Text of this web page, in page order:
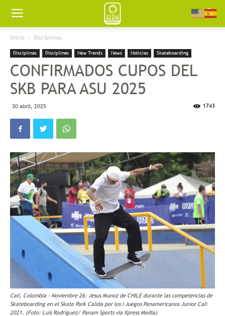
Worldskate
America
Inicio Disciplinas
Disciplinas Disciplines New Trends News Noticias Skateboarding
CONFIRMADOS CUPOS DEL
SKB PARA ASU 2025
30 abril, 2025 1743
Cali, Colombia - Noviembre 26: Jesus Munoz de CHILE durante las competencias de
Skateboarding en el Skate Park Calida por los I Juegos Panamericanos Junior Cali
2021. (Foto: Luis Rodriguez/ Panam Sports via Xpress Media)